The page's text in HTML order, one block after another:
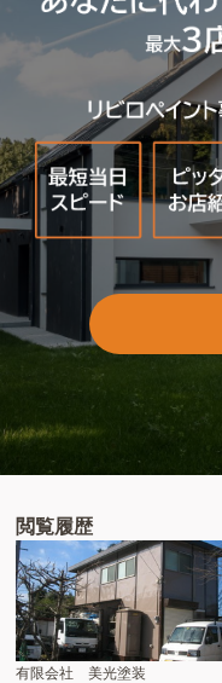
閲覧履歴
有限会社 美光塗装